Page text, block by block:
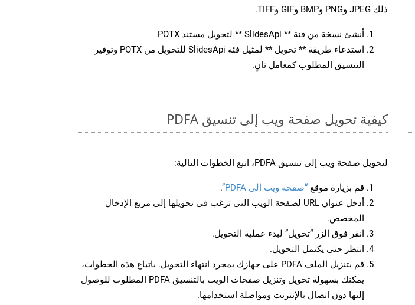
ذلك JPEG وPNG وBMP وGIF وTIFF.
أنشئ نسخة من فئة ** SlidesApi ** لتحويل مستند POTX
استدعاء طريقة ** تحويل ** لمثيل فئة SlidesApi للتحويل من POTX وتوفير
التنسيق المطلوب كمعامل ثانٍ.
كيفية تحويل صفحة ويب إلى تنسيق PDFA
لتحويل صفحة ويب إلى تنسيق PDFA، اتبع الخطوات التالية:
قم بزيارة موقع “صفحة ويب إلى PDFA”
.
أدخل عنوان URL لصفحة الويب التي ترغب في تحويلها إلى مربع الإدخال
المخصص.
انقر فوق الزر “تحويل” لبدء عملية التحويل.
انتظر حتى يكتمل التحويل.
قم بتنزيل الملف PDFA على جهازك بمجرد انتهاء التحويل. باتباع هذه الخطوات،
يمكنك بسهولة تحويل وتنزيل صفحات الويب بالتنسيق PDFA المطلوب للوصول
إليها دون اتصال بالإنترنت ومواصلة استخدامها.